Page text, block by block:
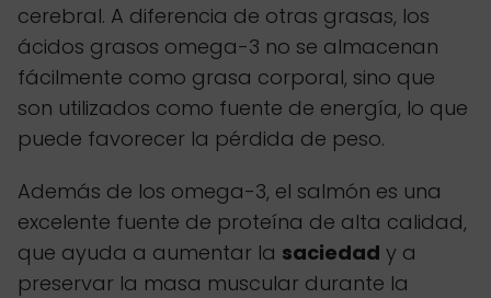
cerebral. A diferencia de otras grasas, los
ácidos grasos omega-3 no se almacenan
fácilmente como grasa corporal, sino que
son utilizados como fuente de energía, lo que
puede favorecer la pérdida de peso.
Además de los omega-3, el salmón es una
excelente fuente de proteína de alta calidad,
que ayuda a aumentar la saciedad y a
preservar la masa muscular durante la